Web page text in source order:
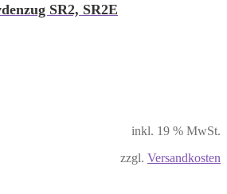
SR2, SR2E
inkl. 19 % MwSt.
zzgl. Versandkosten